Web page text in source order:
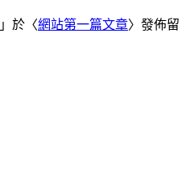
」於〈網站第一篇文章〉發佈留